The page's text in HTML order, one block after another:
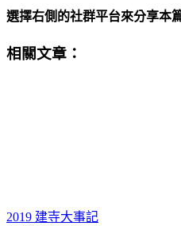
選擇右側的社群平台來分享本
Facebook
X
Email:
相關文章：
2019 建寺大事記